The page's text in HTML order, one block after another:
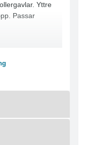
Yttre
Passar